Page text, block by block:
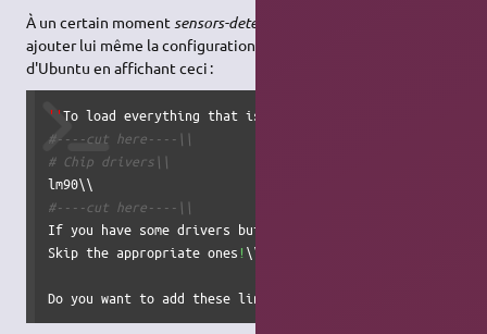
À un certain moment sensors-detect
ajouter lui même la configuration des capteurs au lancement
d'Ubuntu en affichant ceci :
''To load everything that is needed, add this to
#----cut here----\\
# Chip drivers\\
#----cut here----\\
If you have some drivers built into your kernel, the list
Skip the appropriate ones!\\
Do you want to add these lines automatically to